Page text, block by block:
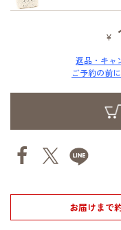
¥
返品・キャ
ご予約の前
お届けまで